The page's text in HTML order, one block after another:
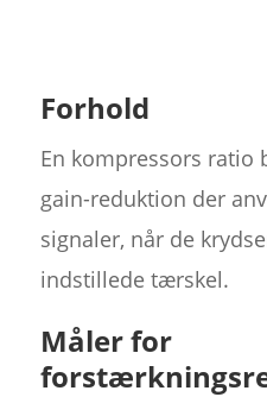
Forhold
En kompressors ratio
gain-reduktion der
signaler, når de
indstillede tærskel.
Måler for